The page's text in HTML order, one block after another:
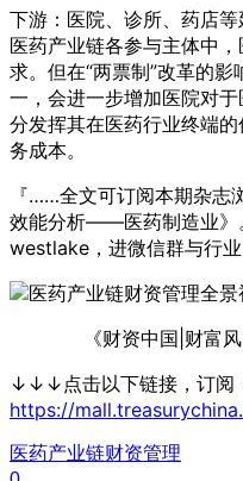
下游：医院、诊所、药店
医药产业链各参与主体中
求。但在“两票制”改革的
一，会进一步增加医院对
分发挥其在医药行业终端
务成本。
『……全文可订阅本期杂志
效能分析——医药制造业》
westlake，进微信群与行业
《财资中国|财富
↓↓↓点击以下链接，订阅
https://
医药产业链财资管理